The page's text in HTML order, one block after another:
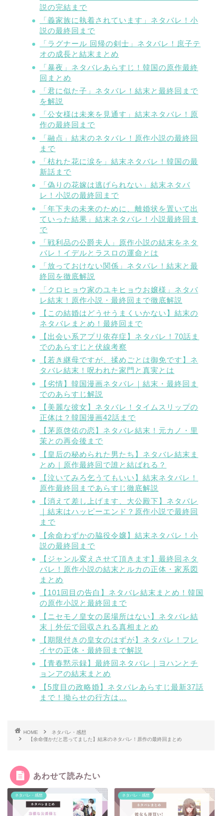
説の完結まで
「義家族に執着されています」ネタバレ！小
説の最終回まで
「ラグナール 回帰の剣士」ネタバレ！庶子テ
オの成長と結末まとめ
「暴夜」ネタバレあらすじ！韓国の原作最終
回まとめ
「君に似た子」ネタバレ！結末と最終回まで
を解説
「公女様は未来を見通す」結末ネタバレ！原
作の最終回まで
「融点」結末のネタバレ！原作小説の最終回
まで
「枯れた花に涙を」結末ネタバレ！韓国の最
新話まで
「偽りの花嫁は逃げられない」結末ネタバ
レ！小説の最終回まで
「年下夫の未来のために、離婚状を置いて出
ていった結果」結末ネタバレ！小説最終回ま
で
「戦利品の公爵夫人」原作小説の結末をネタ
バレ！イデルとラスロの運命とは
「放っておけない関係」ネタバレ！結末と最
終回を徹底解説
「クロヒョウ家のユキヒョウお嬢様」ネタバ
レ結末！原作小説・最終回まで徹底解説
【この結婚はどうせうまくいかない】結末の
ネタバレまとめ！最終回まで
【出会い系アプリ依存症】ネタバレ！70話ま
でのあらすじと伏線考察
【若き継母ですが、揉めごとは御免です】ネ
タバレ結末！呪われた家門と真実とは
【劣情】韓国漫画ネタバレ｜結末・最終回ま
でのあらすじ解説
【美麗な彼女】ネタバレ！タイムスリップの
正体は？韓国漫画42話まで
【茅原啓佑の恋】ネタバレ結末！元カノ・里
茉との再会後まで
【皇后の秘められた男たち】ネタバレ結末ま
とめ｜原作最終回で誰と結ばれる？
【泣いてみろ乞うてもいい】結末ネタバレ！
原作最終回まであらすじ徹底解説
【消えて差し上げます、大公殿下】ネタバレ
｜結末はハッピーエンド？原作小説で最終回
まで
【余命わずかの脇役令嬢】結末ネタバレ！小
説の最終回まで
【ジャンル変えさせて頂きます】最終回ネタ
バレ！原作小説の結末とルカの正体・家系図
まとめ
【101回目の告白】ネタバレ結末まとめ！韓国
の原作小説と最終回まで
【ニセモノ皇女の居場所はない】ネタバレ結
末｜外伝で回収される真相まとめ
【期限付きの皇女のはずが】ネタバレ！フレ
イヤの正体・最終回まで解説
【青春黙示録】最終回ネタバレ｜ヨハンとチ
ョンアの結末まとめ
【5度目の政略婚】ネタバレあらすじ最新37話
まで！拗らせの行方は…
HOME
ネタバレ・感想
【余命僅かだと思ってました】結末のネタバレ！原作の最終回まとめ
あわせて読みたい
ネタバレ・感想 ネタバレ・感想